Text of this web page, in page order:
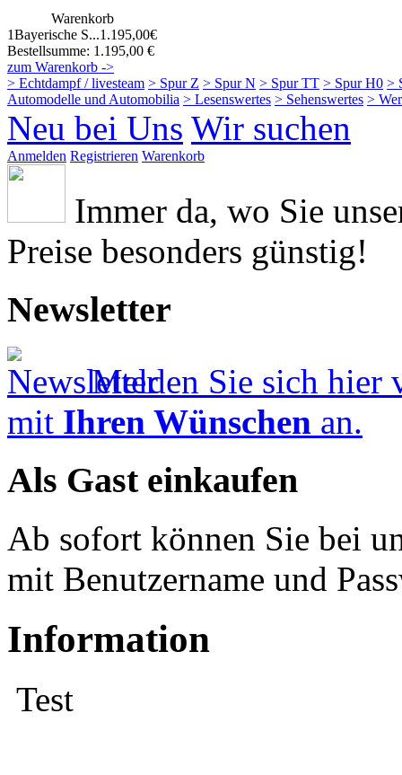
Warenkorb
1Bayerische S...1.195,00€
Bestellsumme: 1.195,00 €
zum Warenkorb ->
> Echtdampf / livesteam > Spur Z > Spur N > Spur TT > Spur H0 >
Automodelle und Automobilia > Lesenswertes > Sehenswertes >
Neu bei Uns Wir suchen
Anmelden Registrieren Warenkorb
Immer da, wo Sie
Preise besonders günstig!
Newsletter
Melden Sie sich
mit Ihren Wünschen an.
Als Gast einkaufen
Ab sofort können Sie bei
mit Benutzername und
Information
Test